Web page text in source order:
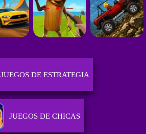
JUEGOS DE ESTRATEGIA
JUEGOS DE CHICAS